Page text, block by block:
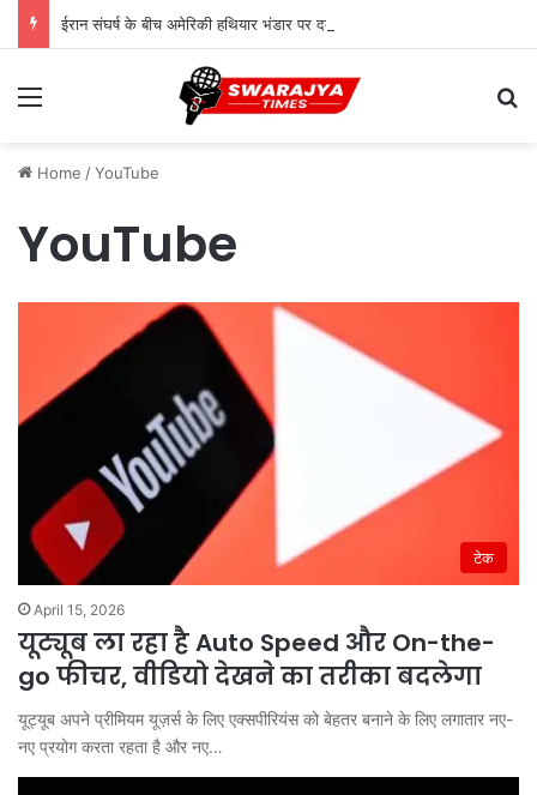
Menu
Home /YouTube
YouTube
टेक
April 15, 2026
यूट्यूब ला रहा है Auto Speed और On-the-
go फीचर, वीडियो देखने का तरीका बदलेगा
यूट्यूब अपने प्रीमियम यूज़र्स के लिए एक्सपीरियंस को बेहतर बनाने के लिए लगातार नए-
नए प्रयोग करता रहता है और नए…